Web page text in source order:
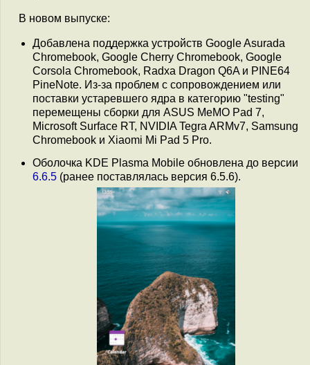
В новом выпуске:
Добавлена поддержка устройств Google Asurada
Chromebook, Google Cherry Chromebook, Google
Corsola Chromebook, Radxa Dragon Q6A и PINE64
PineNote. Из-за проблем с сопровождением или
поставки устаревшего ядра в категорию "testing"
перемещены сборки для ASUS MeMO Pad 7,
Microsoft Surface RT, NVIDIA Tegra ARMv7, Samsung
Chromebook и Xiaomi Mi Pad 5 Pro.
Оболочка KDE Plasma Mobile обновлена до версии
6.6.5 (ранее поставлялась версия 6.5.6).